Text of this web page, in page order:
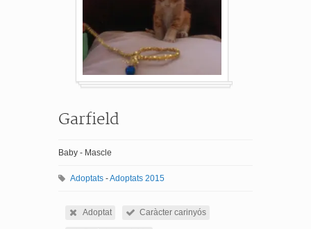
Garfield
Baby - Mascle
Adoptats -Adoptats 2015
Adoptat Caràcter carinyós